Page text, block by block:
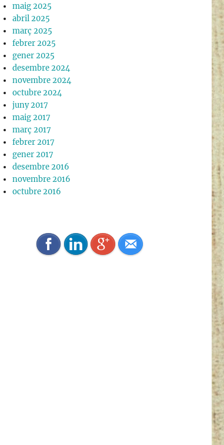
maig 2025
abril 2025
març 2025
febrer 2025
gener 2025
desembre 2024
novembre 2024
octubre 2024
juny 2017
maig 2017
març 2017
febrer 2017
gener 2017
desembre 2016
novembre 2016
octubre 2016